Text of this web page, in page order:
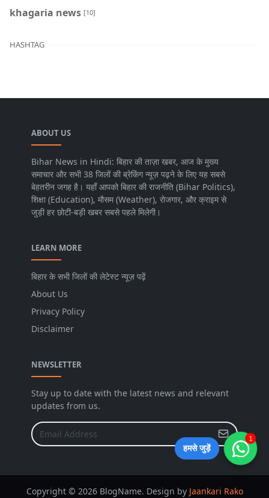
khagaria news [10]
HASHTAG
ABOUT US
Bihar News in Hindi: बिहार की ताज़ा खबर, आज के मुख्य
समाचार और सभी 38 जिलों की ब्रेकिंग न्यूज़ पढ़ने के लिए यह सबसे
बेहतरीन जगह है। यहाँ आपको बिहार की राजनीति (Bihar Politics),
शिक्षा (Education), मौसम (Weather), रोजगार, और क्राइम से
जुड़ी हर छोटी-बड़ी खबर सबसे पहले मिलेगी।
LEARN MORE
बिहार के सभी जिलों की लेटेस्ट न्यूज़ पढ़ें
About Us
Privacy Policy
Disclaimer
NEWSLETTER
Stay up to date with the latest news and relevant
updates from us.
Copyright © 2026 BlogName. Design by Jaankari Rako
हमसे जुड़ें
1